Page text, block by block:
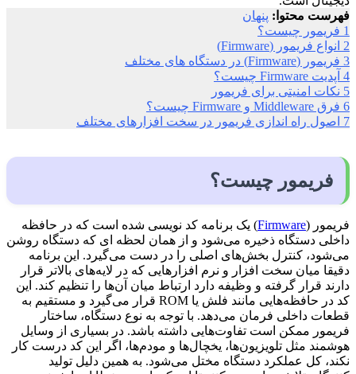
فهرست محتوا: پنهان
1 فریمور چیست؟
2 انواع فریمور (Firmware)
3 فریمور (Firmware) در دستگاه های مختلف
4 آپدیت Firmware چیست؟
5 نکات امنیتی برای فریمور
6 فرق Middleware و Firmware چیست؟
7 اصول راه اندازی فریمور در سخت افزارهای مختلف
فریمور چیست؟
فریمور (Firmware) یک برنامه کد نویسی شده است که در حافظه
داخلی دستگاه ذخیره می‌شود و از همان لحظه ای که دستگاه روشن
می‌شود، کنترل بخش‌های اصلی را در دست می‌گیرد. این برنامه
دقیقا میان سخت افزار و نرم افزارهایی که در لایه‌های بالاتر قرار
دارند قرار گرفته و وظیفه دارد ارتباط میان آن‌ها را تنظیم کند. این
کد در حافظه‌هایی مانند فلش یا ROM قرار می‌گیرد و مستقیم به
قطعات داخلی فرمان می‌دهد. با توجه به نوع دستگاه، ساختار
فریمور ممکن است تفاوت‌هایی داشته باشد. در بسیاری از وسایل
هوشمند مثل تلویزیون‌ها، یخچال‌ها و مودم‌ها، اگر این کد درست کار
نکند، کل عملکرد دستگاه مختل می‌شود. به همین دلیل تولید